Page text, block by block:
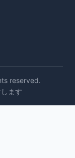
reserved.
ます